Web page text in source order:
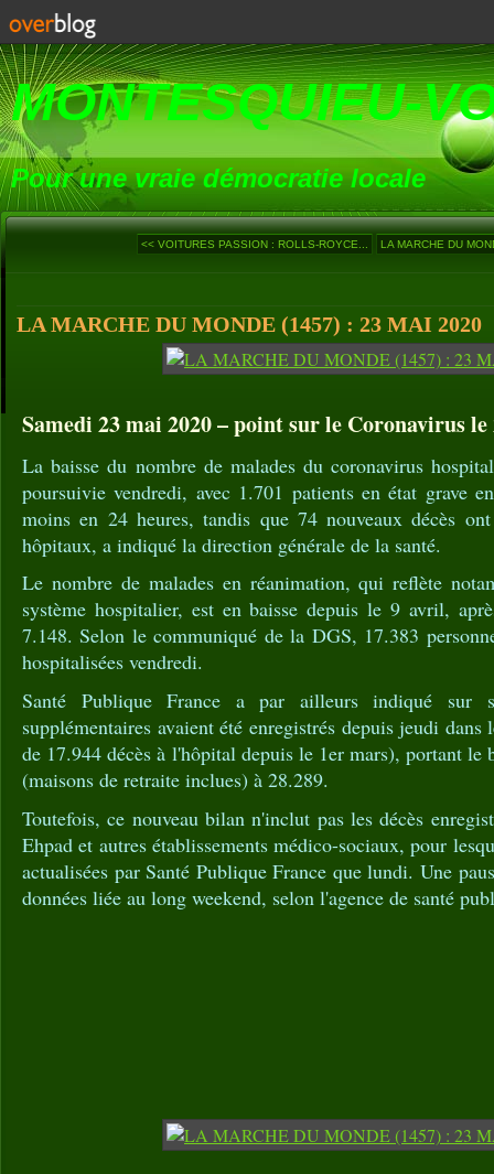
MONTESQUIEU-
Pour une vraie démocratie locale
<< VOITURES PASSION : ROLLS-ROYCE... LA MARCHE DU
LA MARCHE DU MONDE (1457) : 23 MAI 2020
Samedi 23 mai 2020 – point sur le Coronavirus
La baisse du nombre de malades du coronavirus
poursuivie vendredi, avec 1.701 patients en état grave
moins en 24 heures, tandis que 74 nouveaux décès
hôpitaux, a indiqué la direction générale de la santé.
Le nombre de malades en réanimation, qui reflète
système hospitalier, est en baisse depuis le 9 avril,
7.148. Selon le communiqué de la DGS, 17.383
hospitalisées vendredi.
Santé Publique France a par ailleurs indiqué sur
supplémentaires avaient été enregistrés depuis jeudi
de 17.944 décès à l'hôpital depuis le 1er mars), portant le
(maisons de retraite inclues) à 28.289.
Toutefois, ce nouveau bilan n'inclut pas les décès
Ehpad et autres établissements médico-sociaux, pour
actualisées par Santé Publique France que lundi. Une
données liée au long weekend, selon l'agence de santé